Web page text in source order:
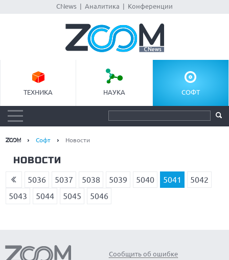
CNews Аналитика Конференции
ТЕХНИКА НАУКА СОФТ
Софт Новости
НОВОСТИ
5036 5037 5038 5039 5040 5041
5042
5043
5044 5045 5046
Сообщить об ошибке